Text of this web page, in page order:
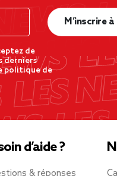
de
derniers
politique de
M’inscrire
d’aide ?
& réponses